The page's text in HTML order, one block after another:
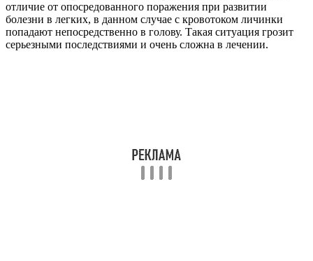
отличие от опосредованного поражения при развитии
болезни в легких, в данном случае с кровотоком личинки
попадают непосредственно в голову. Такая ситуация грозит
серьезными последствиями и очень сложна в лечении.